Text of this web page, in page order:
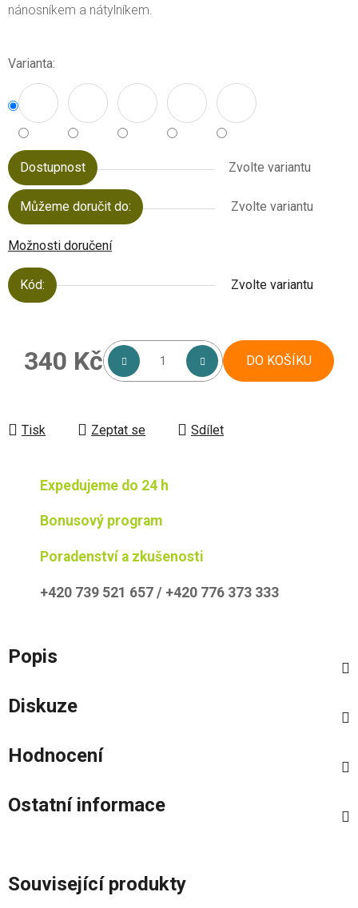
nánosníkem a nátylníkem.
Varianta:
Dostupnost Zvolte variantu
Můžeme doručit do: Zvolte variantu
Možnosti doručení
Kód: Zvolte variantu
340 Kč DO KOŠÍKU
Tisk Zeptat se Sdílet
Expedujeme do 24 h
Bonusový program
Poradenství a zkušenosti
+420 739 521 657 / +420 776 373 333
Popis
Diskuze
Hodnocení
Ostatní informace
Související produkty